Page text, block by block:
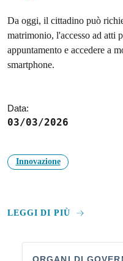
Da oggi, il cittadino può
matrimonio, l'accesso ad atti
appuntamento e accedere a
smartphone.
Data:
03/03/2026
Innovazione
LEGGI DI PIÙ